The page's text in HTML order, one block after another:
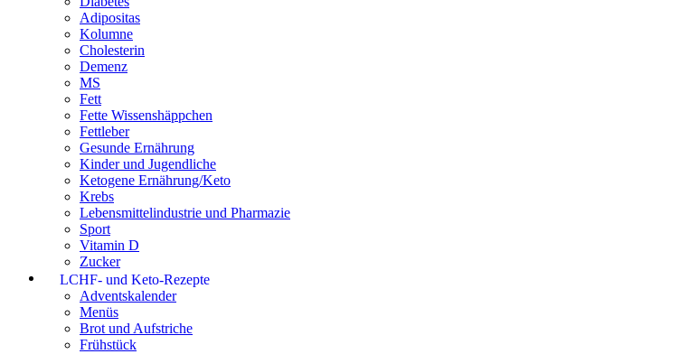
Adipositas
Kolumne
Cholesterin
Demenz
MS
Fett
Fette Wissenshäppchen
Fettleber
Gesunde Ernährung
Kinder und Jugendliche
Ketogene Ernährung/Keto
Krebs
Lebensmittelindustrie und Pharmazie
Sport
Vitamin D
Zucker
LCHF- und Keto-Rezepte
Adventskalender
Menüs
Brot und Aufstriche
Frühstück